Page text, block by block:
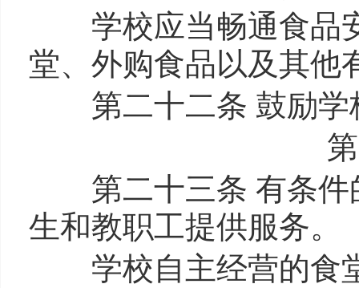
学校应当畅通食品安
堂、外购食品以及其他
第二十二条 鼓励学
第二十三条 有条件
生和教职工提供服务。
学校自主经营的食堂